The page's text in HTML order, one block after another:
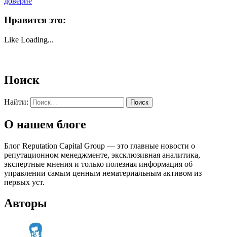
Нравится это:
Like Loading...
Поиск
Найти:
О нашем блоге
Блог Reputation Capital Group — это главные новости о
репутационном менеджменте, эксклюзивная аналитика,
экспертные мнения и только полезная информация об
управлении самым ценным нематериальным активом из
первых уст.
Авторы